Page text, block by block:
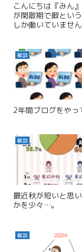
こんにちは『みん
が閑散期で暇とい
しか働いていませ
雑談
2年間ブログをやっ
雑談
最近秋が短いと思
かを少々…。
雑談